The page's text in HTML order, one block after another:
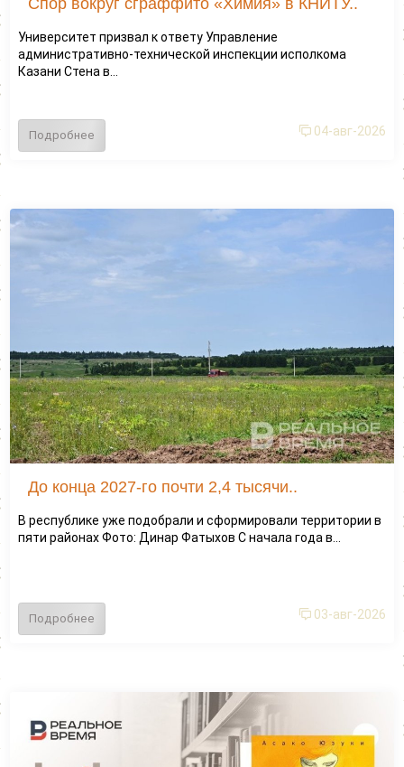
Университет призвал к ответу Управление
административно-технической инспекции исполкома
Казани Стена в...
Подробнее 04-авг-2026
До конца 2027-го почти 2,4 тысячи..
В республике уже подобрали и сформировали территории в
пяти районах Фото: Динар Фатыхов С начала года в...
Подробнее 03-авг-2026